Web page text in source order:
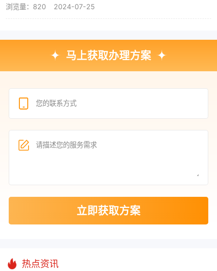
浏览量：820 2024-07-25
马上获取办理方案
立即获取方案
热点资讯